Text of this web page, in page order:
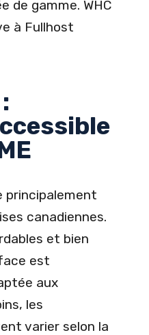
de gamme. WHC
à Fullhost
principalement
canadiennes.
et bien
est
aux
les
varier selon la